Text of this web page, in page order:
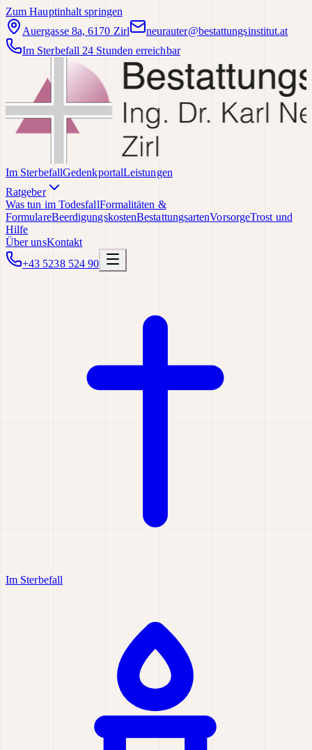
Zum Hauptinhalt springen
Auergasse 8a, 6170 Zirl
neurauter@bestattungsinstitut.at
Im Sterbefall 24 Stunden erreichbar
Im SterbefallGedenkportalLeistungen
Ratgeber
Was tun im TodesfallFormalitäten &
FormulareBeerdigungskostenBestattungsartenVorsorgeTrost und
Hilfe
Über unsKontakt
+43 5238 524 90
Im Sterbefall